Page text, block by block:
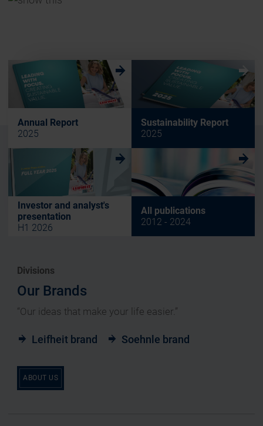
Annual Report
2025
w
Sustainability Report
2025
w
Investor and analyst's
presentation
H1 2026
w
All publications
2012 - 2024
w
Divisions
Our Brands
“Our ideas that make your life easier.”
Leifheit brand Soehnle brand
ABOUT US